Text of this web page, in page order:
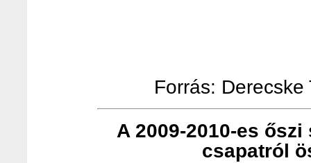
Forrás:
A 2009-2010-es
csapatról